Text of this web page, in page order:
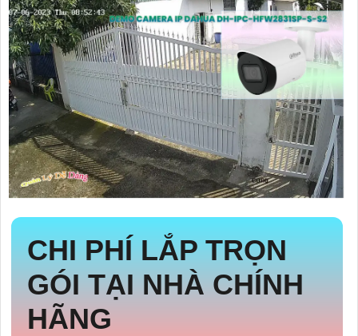
CHI PHÍ LẮP TRỌN
GÓI TẠI NHÀ CHÍNH
HÃNG